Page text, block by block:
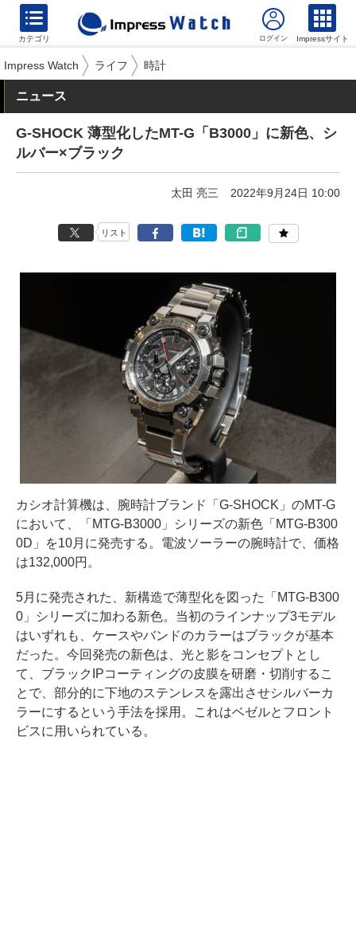
カテゴリ Impressサイト
Impress Watch ライフ 時計
ニュース
G-SHOCK 薄型化したMT-G「B3000」に新色、シ
ルバー×ブラック
太田 亮三 2022年9月24日 10:00
リスト
カシオ計算機は、腕時計ブランド「G-SHOCK」のMT-G
において、「MTG-B3000」シリーズの新色「MTG-B300
0D」を10月に発売する。電波ソーラーの腕時計で、価格
は132,000円。
5月に発売された、新構造で薄型化を図った「MTG-B300
0」シリーズに加わる新色。当初のラインナップ3モデル
はいずれも、ケースやバンドのカラーはブラックが基本
だった。今回発売の新色は、光と影をコンセプトとし
て、ブラックIPコーティングの皮膜を研磨・切削するこ
とで、部分的に下地のステンレスを露出させシルバーカ
ラーにするという手法を採用。これはベゼルとフロント
ビスに用いられている。